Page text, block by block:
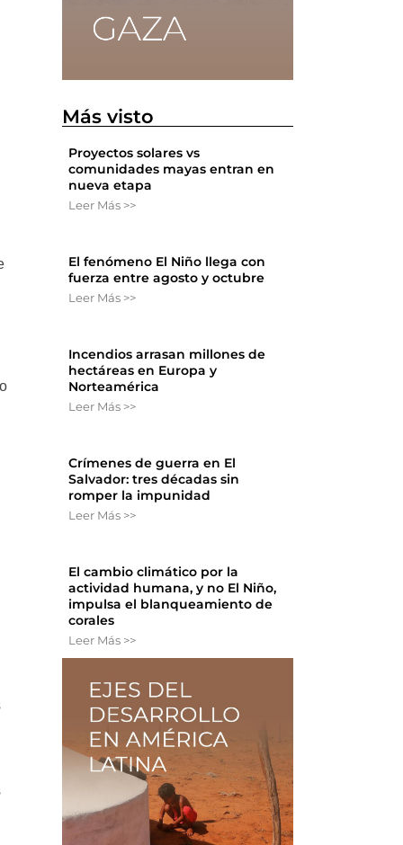
Más visto
Proyectos solares vs
comunidades mayas entran en
nueva etapa
Leer Más >>
El fenómeno El Niño llega con
fuerza entre agosto y octubre
Leer Más >>
Incendios arrasan millones de
hectáreas en Europa y
Norteamérica
Leer Más >>
Crímenes de guerra en El
Salvador: tres décadas sin
romper la impunidad
Leer Más >>
El cambio climático por la
actividad humana, y no El Niño,
impulsa el blanqueamiento de
corales
Leer Más >>